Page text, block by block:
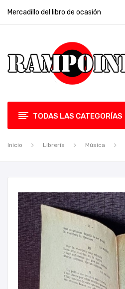
Mercadillo del libro de ocasión
TODAS LAS CATEGORÍAS
Inicio Librería Música